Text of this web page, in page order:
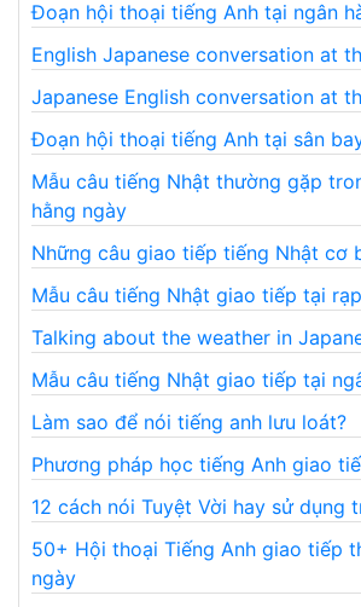
Đoạn hội thoại tiếng Anh tại ngân
English Japanese conversation at
Japanese English conversation at
Đoạn hội thoại tiếng Anh tại sân
Mẫu câu tiếng Nhật thường gặp
hằng ngày
Những câu giao tiếp tiếng Nhật cơ
Mẫu câu tiếng Nhật giao tiếp tại
Talking about the weather in
Mẫu câu tiếng Nhật giao tiếp tại
Làm sao để nói tiếng anh lưu loát?
Phương pháp học tiếng Anh giao
12 cách nói Tuyệt Vời hay sử dụng
50+ Hội thoại Tiếng Anh giao tiếp
ngày